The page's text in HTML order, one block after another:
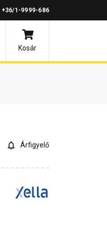
+36/1-9999-686
Kosár
Árfigyelő